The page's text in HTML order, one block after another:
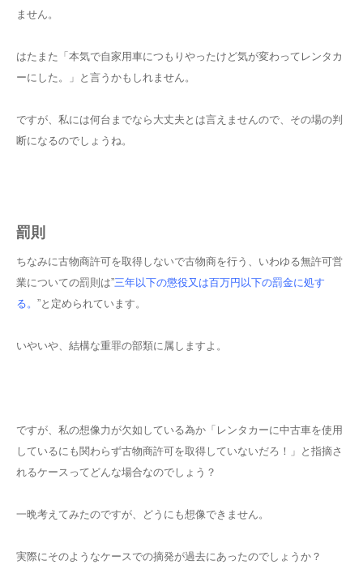
ません。
はたまた「本気で自家用車につもりやったけど気が変わってレンタカ
ーにした。」と言うかもしれません。
ですが、私には何台までなら大丈夫とは言えませんので、その場の判
断になるのでしょうね。
罰則
ちなみに古物商許可を取得しないで古物商を行う、いわゆる無許可営
業についての罰則は”三年以下の懲役又は百万円以下の罰金に処す
る。 ”と定められています。
いやいや、結構な重罪の部類に属しますよ。
ですが、私の想像力が欠如している為か「レンタカーに中古車を使用
しているにも関わらず古物商許可を取得していないだろ！」と指摘さ
れるケースってどんな場合なのでしょう？
一晩考えてみたのですが、どうにも想像できません。
実際にそのようなケースでの摘発が過去にあったのでしょうか？